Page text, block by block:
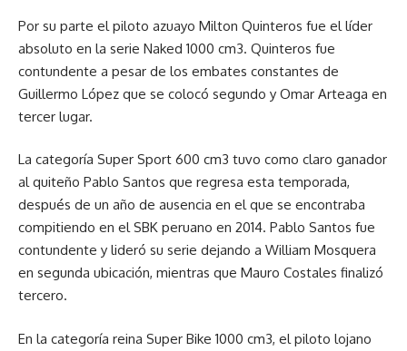
Por su parte el piloto azuayo Milton Quinteros fue el líder
absoluto en la serie Naked 1000 cm3. Quinteros fue
contundente a pesar de los embates constantes de
Guillermo López que se colocó segundo y Omar Arteaga en
tercer lugar.
La categoría Super Sport 600 cm3 tuvo como claro ganador
al quiteño Pablo Santos que regresa esta temporada,
después de un año de ausencia en el que se encontraba
compitiendo en el SBK peruano en 2014. Pablo Santos fue
contundente y lideró su serie dejando a William Mosquera
en segunda ubicación, mientras que Mauro Costales finalizó
tercero.
En la categoría reina Super Bike 1000 cm3, el piloto lojano